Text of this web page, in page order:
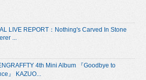
LIVE REPORT：Nothing's Carved In Stone
...
4th Mini Album 『Goodbye to
』 KAZUO...